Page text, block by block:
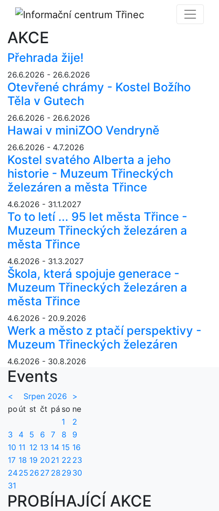
AKCE
Přehrada žije!
26.6.2026 - 26.6.2026
Otevřené chrámy - Kostel Božího
Těla v Gutech
26.6.2026 - 26.6.2026
Hawai v miniZOO Vendryně
26.6.2026 - 4.7.2026
Kostel svatého Alberta a jeho
historie - Muzeum Třineckých
železáren a města Třince
4.6.2026 - 31.1.2027
To to letí ... 95 let města Třince -
Muzeum Třineckých železáren a
města Třince
4.6.2026 - 31.3.2027
Škola, která spojuje generace -
Muzeum Třineckých železáren a
města Třince
4.6.2026 - 20.9.2026
Werk a město z ptačí perspektivy -
Muzeum Třineckých železáren
4.6.2026 - 30.8.2026
Events
< Srpen 2026
>
po út st čt pá so ne
1
2
3
4 5 6 7 8
9
10 11 12 13 14 15 16
17 18 19 20 21 22 23
2425 26 27 28 29 30
31
PROBÍHAJÍCÍ AKCE